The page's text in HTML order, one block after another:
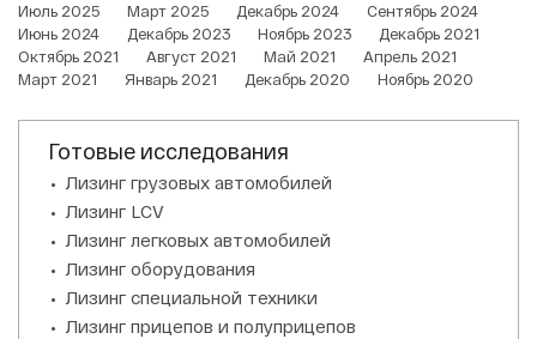
Июль 2025
Март 2025 Декабрь 2024
Сентябрь 2024
Июнь 2024
Декабрь 2023 Ноябрь 2023
Декабрь 2021
Октябрь 2021
Август 2021 Май 2021
Апрель 2021
Март 2021
Январь 2021 Декабрь 2020 Ноябрь 2020
Готовые исследования
Лизинг грузовых автомобилей
Лизинг LCV
Лизинг легковых автомобилей
Лизинг оборудования
Лизинг специальной техники
Лизинг прицепов и полуприцепов